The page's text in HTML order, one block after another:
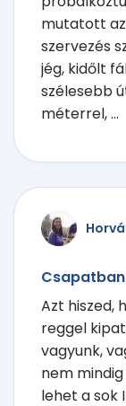
mutatott az
szervezés
jég, kidőlt
szélesebb
méterrel, ...
Azt hiszed,
reggel
vagyunk,
nem
lehet a sok